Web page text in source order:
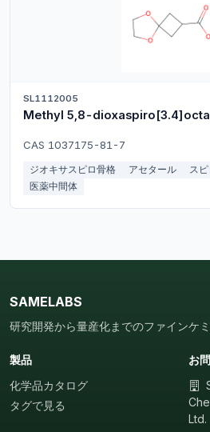
SL1112005
Methyl 5,8-
CAS 1037175-81-7
ジオキサスピロ骨格 アセタール
ス
医薬中間体
SAMELABS
研究開発から量産化までのファインケ
製品
化学品カタログ
タグで見る
お
Ltd.